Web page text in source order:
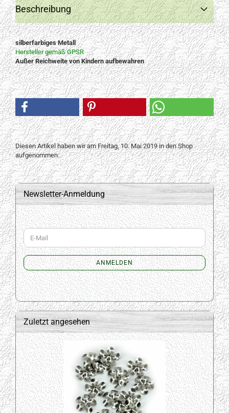
Beschreibung
silberfarbiges Metall
Hersteller gemäß GPSR
Außer Reichweite von Kindern aufbewahren
Diesen Artikel haben wir am Freitag, 10. Mai 2019 in den Shop
aufgenommen.
Newsletter-Anmeldung
WEITER
ZUR
NEWSLETTER-
ANMELDUNG
E-
Mail
ANMELDEN
Zuletzt angesehen